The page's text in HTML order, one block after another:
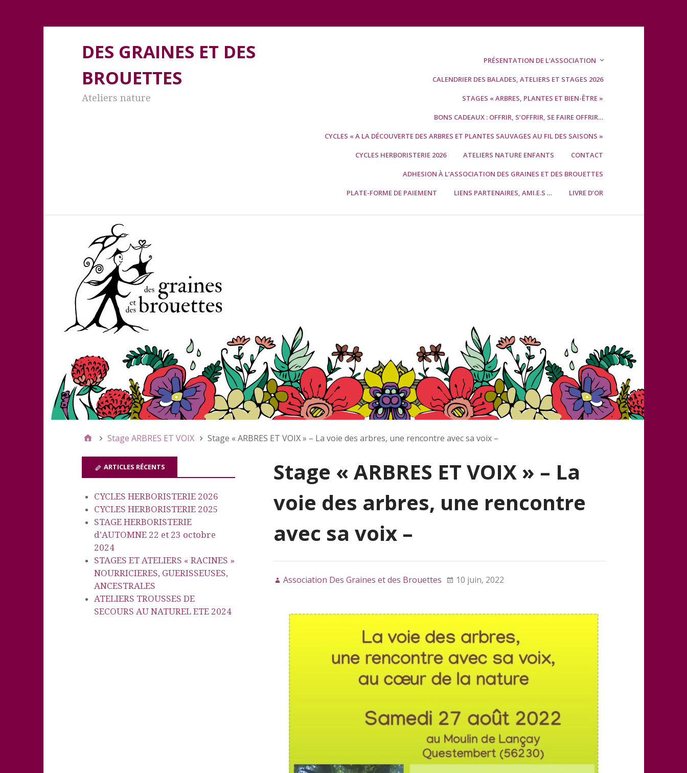
DES GRAINES ET DES
BROUETTES
Ateliers nature
PRÉSENTATION DE L’ASSOCIATION
CALENDRIER DES BALADES, ATELIERS ET STAGES 2026
STAGES « ARBRES, PLANTES ET BIEN-ÊTRE »
BONS CADEAUX : OFFRIR, S’OFFRIR, SE FAIRE OFFRIR…
CYCLES « A LA DÉCOUVERTE DES ARBRES ET PLANTES SAUVAGES AU FIL DES SAISONS »
CYCLES HERBORISTERIE 2026 ATELIERS NATURE ENFANTS CONTACT
ADHESION À L’ASSOCIATION DES GRAINES ET DES BROUETTES
PLATE-FORME DE PAIEMENT LIENS PARTENAIRES, AMI.E.S … LIVRE D’OR
Stage ARBRES ET VOIX Stage « ARBRES ET VOIX » – La voie des arbres, une rencontre avec sa voix –
Stage « ARBRES ET VOIX » – La
voie des arbres, une rencontre
avec sa voix –
Association Des Graines et des Brouettes 10 juin, 2022
ARTICLES RÉCENTS
CYCLES HERBORISTERIE 2026
CYCLES HERBORISTERIE 2025
STAGE HERBORISTERIE
d’AUTOMNE 22 et 23 octobre
2024
STAGES ET ATELIERS « RACINES »
NOURRICIERES, GUERISSEUSES,
ANCESTRALES
ATELIERS TROUSSES DE
SECOURS AU NATUREL ETE 2024